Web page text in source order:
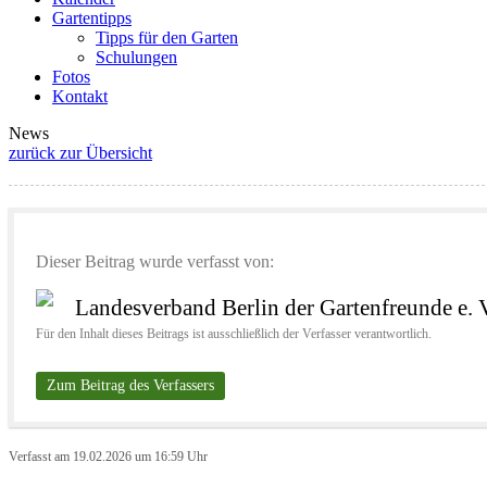
Gartentipps
Tipps für den Garten
Schulungen
Fotos
Kontakt
News
zurück zur Übersicht
Dieser Beitrag wurde verfasst von:
Landesverband Berlin der Gartenfreunde e.
Für den Inhalt dieses Beitrags ist ausschließlich der Verfasser verantwortlich.
Zum Beitrag des Verfassers
Verfasst am 19.02.2026 um 16:59 Uhr